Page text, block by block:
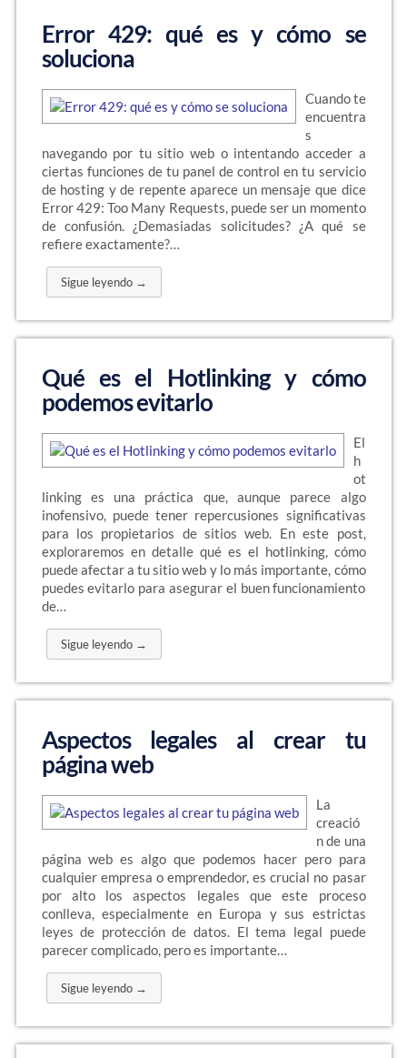
Error 429: qué es y cómo se
soluciona
Cuando te
encuentra
s
navegando por tu sitio web o intentando acceder a
ciertas funciones de tu panel de control en tu servicio
de hosting y de repente aparece un mensaje que dice
Error 429: Too Many Requests, puede ser un momento
de confusión. ¿Demasiadas solicitudes? ¿A qué se
refiere exactamente?…
Sigue leyendo →
Qué es el Hotlinking y cómo
podemos evitarlo
El
h
ot
linking es una práctica que, aunque parece algo
inofensivo, puede tener repercusiones significativas
para los propietarios de sitios web. En este post,
exploraremos en detalle qué es el hotlinking, cómo
puede afectar a tu sitio web y lo más importante, cómo
puedes evitarlo para asegurar el buen funcionamiento
de…
Sigue leyendo →
Aspectos legales al crear tu
página web
La
creació
n de una
página web es algo que podemos hacer pero para
cualquier empresa o emprendedor, es crucial no pasar
por alto los aspectos legales que este proceso
conlleva, especialmente en Europa y sus estrictas
leyes de protección de datos. El tema legal puede
parecer complicado, pero es importante…
Sigue leyendo →